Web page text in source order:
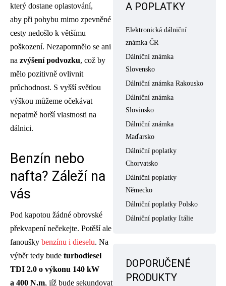
který dostane oplastování,
aby při pohybu mimo zpevněné
cesty nedošlo k většímu
poškození. Nezapomnělo se ani
na zvýšení podvozku, což by
mělo pozitivně ovlivnit
průchodnost. S vyšší světlou
výškou můžeme očekávat
nepatrně horší vlastnosti na
dálnici.
Benzín nebo
nafta? Záleží na
vás
Pod kapotou žádné obrovské
překvapení nečekejte. Potěší ale
fanoušky benzínu i dieselu. Na
výběr tedy bude turbodiesel
TDI 2.0 o výkonu 140 kW
a 400 N.m, jíž bude sekundovat
A POPLATKY
Elektronická dálniční
známka ČR
Dálniční známka
Slovensko
Dálniční známka Rakousko
Dálniční známka
Slovinsko
Dálniční známka
Maďarsko
Dálniční poplatky
Chorvatsko
Dálniční poplatky
Německo
Dálniční poplatky Polsko
Dálniční poplatky Itálie
DOPORUČENÉ
PRODUKTY